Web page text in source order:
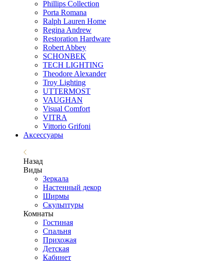
Phillips Collection
Porta Romana
Ralph Lauren Home
Regina Andrew
Restoration Hardware
Robert Abbey
SCHONBEK
TECH LIGHTING
Theodore Alexander
Troy Lighting
UTTERMOST
VAUGHAN
Visual Comfort
VITRA
Vittorio Grifoni
Аксессуары
Назад
Виды
Зеркала
Настенный декор
Ширмы
Скульптуры
Комнаты
Гостиная
Спальня
Прихожая
Детская
Кабинет